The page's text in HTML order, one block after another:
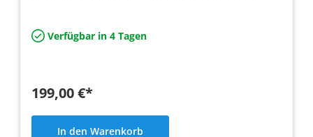
Verfügbar in 4 Tagen
199,00 €*
In den Warenkorb